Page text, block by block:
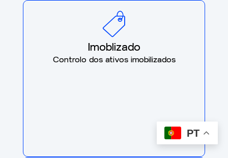
Imoblizado
Controlo dos ativos imobilizados
PT